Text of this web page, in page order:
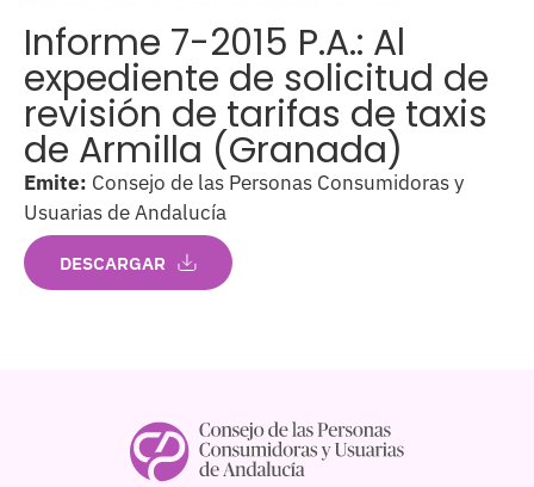
Informe 7-2015 P.A.: Al
expediente de solicitud de
revisión de tarifas de taxis
de Armilla (Granada)
Emite: Consejo de las Personas Consumidoras y
Usuarias de Andalucía
DESCARGAR